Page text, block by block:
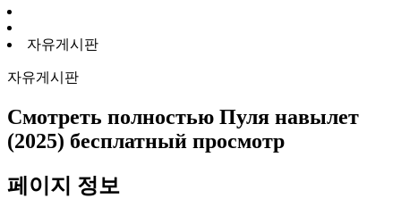
자유게시판
자유게시판
Смотреть полностью Пуля навылет
(2025) бесплатный просмотр
페이지 정보